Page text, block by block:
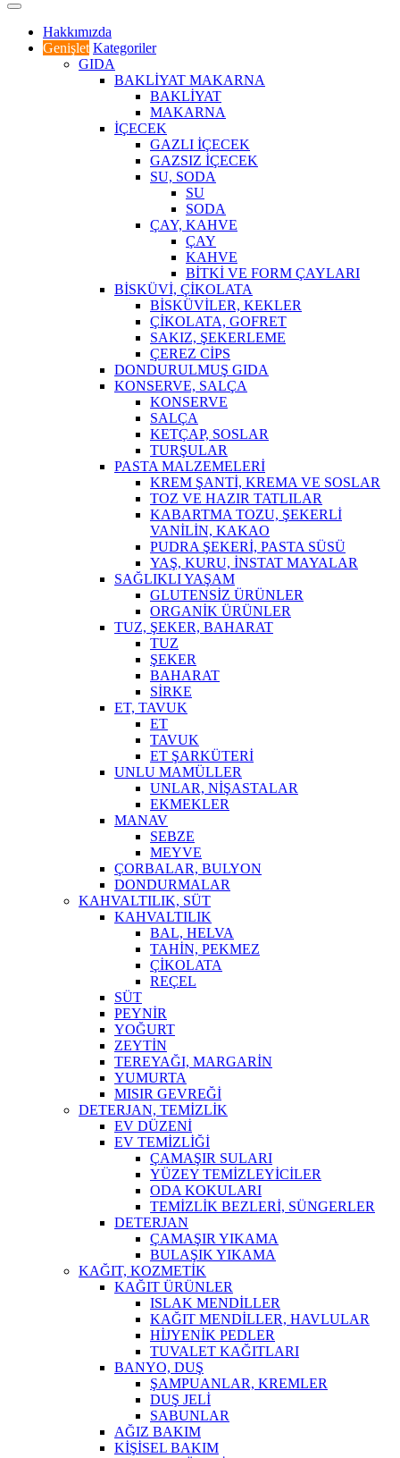
Hakkımızda
Genişlet Kategoriler
GIDA
BAKLİYAT MAKARNA
BAKLİYAT
MAKARNA
İÇECEK
GAZLI İÇECEK
GAZSIZ İÇECEK
SU, SODA
SU
SODA
ÇAY, KAHVE
ÇAY
KAHVE
BİTKİ VE FORM ÇAYLARI
BİSKÜVİ, ÇİKOLATA
BİSKÜVİLER, KEKLER
ÇİKOLATA, GOFRET
SAKIZ, ŞEKERLEME
ÇEREZ CİPS
DONDURULMUŞ GIDA
KONSERVE, SALÇA
KONSERVE
SALÇA
KETÇAP, SOSLAR
TURŞULAR
PASTA MALZEMELERİ
KREM ŞANTİ, KREMA VE SOSLAR
TOZ VE HAZIR TATLILAR
KABARTMA TOZU, ŞEKERLİ
VANİLİN, KAKAO
PUDRA ŞEKERİ, PASTA SÜSÜ
YAŞ, KURU, İNSTAT MAYALAR
SAĞLIKLI YAŞAM
GLUTENSİZ ÜRÜNLER
ORGANİK ÜRÜNLER
TUZ, ŞEKER, BAHARAT
TUZ
ŞEKER
BAHARAT
SİRKE
ET, TAVUK
ET
TAVUK
ET ŞARKÜTERİ
UNLU MAMÜLLER
UNLAR, NİŞASTALAR
EKMEKLER
MANAV
SEBZE
MEYVE
ÇORBALAR, BULYON
DONDURMALAR
KAHVALTILIK, SÜT
KAHVALTILIK
BAL, HELVA
TAHİN, PEKMEZ
ÇİKOLATA
REÇEL
SÜT
PEYNİR
YOĞURT
ZEYTİN
TEREYAĞI, MARGARİN
YUMURTA
MISIR GEVREĞİ
DETERJAN, TEMİZLİK
EV DÜZENİ
EV TEMİZLİĞİ
ÇAMAŞIR SULARI
YÜZEY TEMİZLEYİCİLER
ODA KOKULARI
TEMİZLİK BEZLERİ, SÜNGERLER
DETERJAN
ÇAMAŞIR YIKAMA
BULAŞIK YIKAMA
KAĞIT, KOZMETİK
KAĞIT ÜRÜNLER
ISLAK MENDİLLER
KAĞIT MENDİLLER, HAVLULAR
HİJYENİK PEDLER
TUVALET KAĞITLARI
BANYO, DUŞ
ŞAMPUANLAR, KREMLER
DUŞ JELİ
SABUNLAR
AĞIZ BAKIM
KİŞİSEL BAKIM